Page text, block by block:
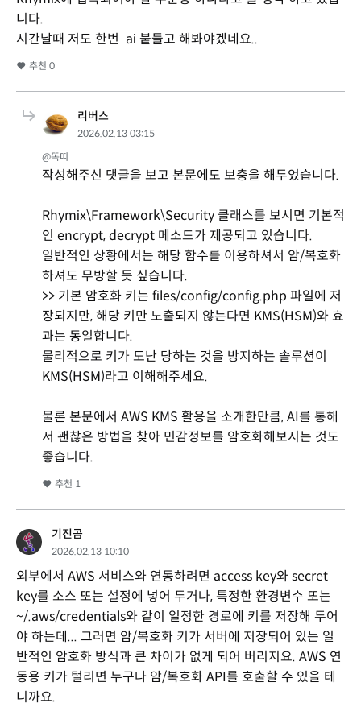
니다.
시간날때 저도 한번 ai 붙들고 해봐야겠네요..
추천 0
리버스
2026.02.13 03:15
@똑띠
작성해주신 댓글을 보고 본문에도 보충을 해두었습니다.
Rhymix\Framework\Security 클래스를 보시면 기본적
인 encrypt, decrypt 메소드가 제공되고 있습니다.
일반적인 상황에서는 해당 함수를 이용하셔서 암/복호화
하셔도 무방할 듯 싶습니다.
>> 기본 암호화 키는 files/config/config.php 파일에 저
장되지만, 해당 키만 노출되지 않는다면 KMS(HSM)와 효
과는 동일합니다.
물리적으로 키가 도난 당하는 것을 방지하는 솔루션이
KMS(HSM)라고 이해해주세요.
물론 본문에서 AWS KMS 활용을 소개한만큼, AI를 통해
서 괜찮은 방법을 찾아 민감정보를 암호화해보시는 것도
좋습니다.
추천 1
기진곰
2026.02.13 10:10
외부에서 AWS 서비스와 연동하려면 access key와 secret
key를 소스 또는 설정에 넣어 두거나, 특정한 환경변수 또는
~/.aws/credentials와 같이 일정한 경로에 키를 저장해 두어
야 하는데... 그러면 암/복호화 키가 서버에 저장되어 있는 일
반적인 암호화 방식과 큰 차이가 없게 되어 버리지요. AWS 연
동용 키가 털리면 누구나 암/복호화 API를 호출할 수 있을 테
니까요.